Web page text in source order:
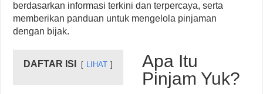
berdasarkan informasi terkini dan terpercaya, serta
memberikan panduan untuk mengelola pinjaman
dengan bijak.
DAFTAR ISI LIHAT
Apa Itu
Pinjam Yuk?